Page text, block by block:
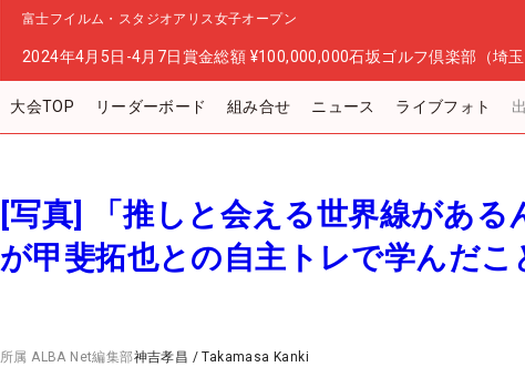
富士フイルム・スタジオアリス女子オープン
2024年4月5日-4月7日賞金総額 ¥100,000,000石坂ゴルフ倶楽部（埼玉
大会TOP リーダーボード 組み合せ ニュース ライブフォト
[写真] 「推しと会える世界線があ
が甲斐拓也との自主トレで学んだこ
所属ALBA Net編集部神吉孝昌 /Takamasa Kanki